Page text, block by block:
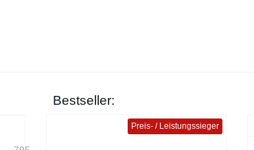
Bestseller:
Preis- / Leistungssieger